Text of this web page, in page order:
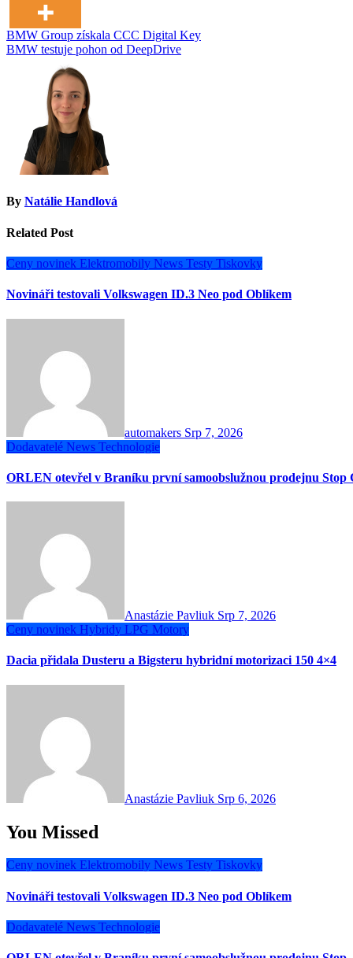
Navigace
pro
příspěvek
BMW Group získala CCC Digital Key
BMW testuje pohon od DeepDrive
By Natálie Handlová
Related Post
Ceny novinek Elektromobily News Testy Tiskovky
Novináři testovali Volkswagen ID.3 Neo pod Oblíkem
automakers Srp 7, 2026
Dodavatelé News Technologie
ORLEN otevřel v Braníku první samoobslužnou prodejnu Stop
Anastázie Pavliuk Srp 7, 2026
Ceny novinek Hybridy LPG Motory
Dacia přidala Dusteru a Bigsteru hybridní motorizaci 150 4×4
Anastázie Pavliuk Srp 6, 2026
You Missed
Ceny novinek Elektromobily News Testy Tiskovky
Novináři testovali Volkswagen ID.3 Neo pod Oblíkem
Dodavatelé News Technologie